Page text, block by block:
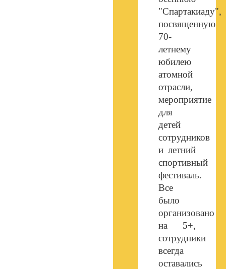
"Спартакиаду",
посвященную
70-
летнему
юбилею
атомной
отрасли,
мероприятие
для
детей
сотрудников
и летний
спортивный
фестиваль.
Все
было
организовано
на 5+,
сотрудники
всегда
оставались